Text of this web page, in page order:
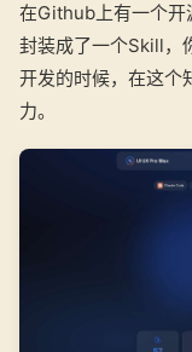
在Github上有一个开
封装成了一个Skill，
开发的时候，在这个
力。